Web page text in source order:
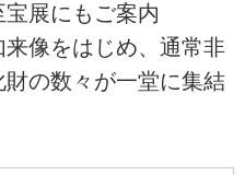
展にもご案内
像をはじめ、通常非
の数々が一堂に集結